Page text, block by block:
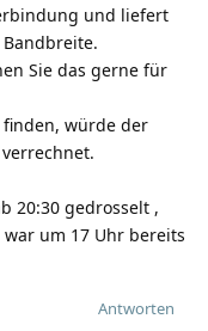
und liefert
Sie das gerne für
würde der
20:30 gedrosselt ,
um 17 Uhr bereits
Antworten